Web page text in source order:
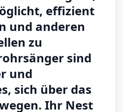
effizient
und anderen
zu
sind
und
sich über das
Ihr Nest